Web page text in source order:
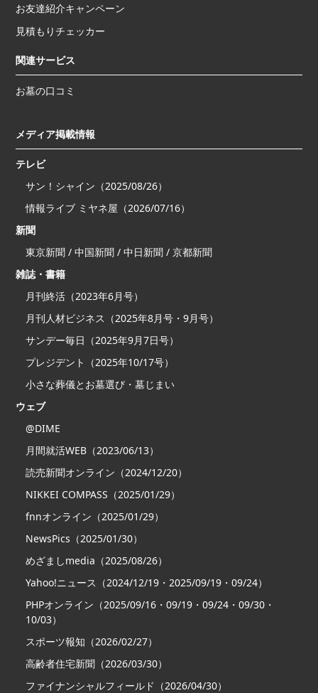
お友達紹介キャンペーン
見積もりチェッカー
関連サービス
お墓の口コミ
メディア掲載情報
テレビ
サン！シャイン（2025/08/26）
情報ライブ ミヤネ屋（2026/07/16）
新聞
東京新聞 / 中国新聞 / 中日新聞 / 京都新聞
雑誌・書籍
月刊終活（2023年6月号）
月刊人材ビジネス（2025年8月号・9月号）
サンデー毎日（2025年9月7日号）
プレジデント（2025年10/17号）
小さな葬儀とお墓選び・墓じまい
ウェブ
@DIME
月間就活WEB（2023/06/13）
読売新聞オンライン（2024/12/20）
NIKKEI COMPASS（2025/01/29）
fnnオンライン（2025/01/29）
NewsPics（2025/01/30）
めざましmedia（2025/08/26）
Yahoo!ニュース（2024/12/19・2025/09/19・09/24）
PHPオンライン（2025/09/16・09/19・09/24・09/30・
10/03）
スポーツ報知（2026/02/27）
高齢者住宅新聞（2026/03/30）
ファイナンシャルフィールド（2026/04/30）